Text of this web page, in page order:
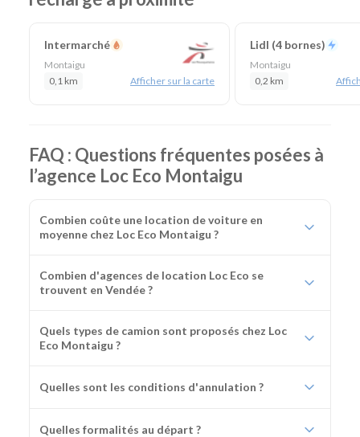
Intermarché
Montaigu
0,1 km
Afficher sur la carte
Lidl (4 bornes)
Montaigu
0,2 km
FAQ : Questions fréquentes posées à
l’agence Loc Eco Montaigu
Combien coûte une location de voiture en
moyenne chez Loc Eco Montaigu ?
Combien d'agences de location Loc Eco se
trouvent en Vendée ?
Quels types de camion sont proposés chez Loc
Eco Montaigu ?
Quelles sont les conditions d'annulation ?
Quelles formalités au départ ?